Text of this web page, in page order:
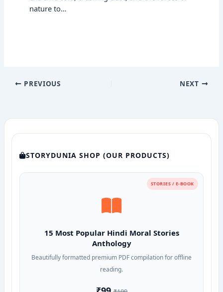
nature to…
PREVIOUS NEXT
STORYDUNIA SHOP (OUR PRODUCTS)
STORIES / E-BOOK
15 Most Popular Hindi Moral Stories
Anthology
Beautifully formatted premium PDF compilation for offline
reading.